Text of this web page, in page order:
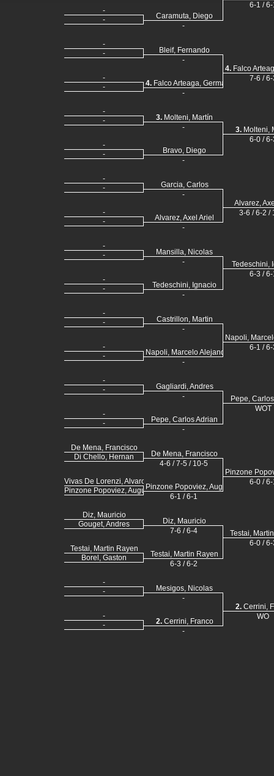
-
-
-
-
-
-
-
-
-
-
-
-
-
-
-
-
-
-
-
-
-
-
-
-
-
-
De Mena, Francisco
Di Chello, Hernan
Vivas De Lorenzi, Alvaro
Pinzone Popoviez, Augusto Ezequiel
Diz, Mauricio
Gouget, Andres
Testai, Martin Rayen
Borel, Gaston
-
-
-
-
Caramuta, Diego
-
Bleif, Fernando
-
4. Falco Arteaga, German Rodrigo
-
3. Molteni, Martín
-
Bravo, Diego
-
Garcia, Carlos
-
Alvarez, Axel Ariel
-
Mansilla, Nicolas
-
Tedeschini, Ignacio
-
Castrillon, Martin
-
Napoli, Marcelo Alejandro
-
Gagliardi, Andres
-
Pepe, Carlos Adrian
-
De Mena, Francisco
4-6 / 7-5 / 10-5
Pinzone Popoviez, Augusto Ezequiel
6-1 / 6-1
Diz, Mauricio
7-6 / 6-4
Testai, Martin Rayen
6-3 / 6-2
Mesigos, Nicolas
-
2.Cerrini, Franco
-
6-1 / 6-
4. Falco
7-6 / 6-
3. Molteni,
6-0 / 6-
Alvarez,
3-6 / 6-2 /
Tedeschini,
6-3 / 6-
Napoli,
6-1 / 6-
Pepe,
WOT
Pinzone
6-0 / 6-
Testai,
6-0 / 6-
2.Cerrini,
WO